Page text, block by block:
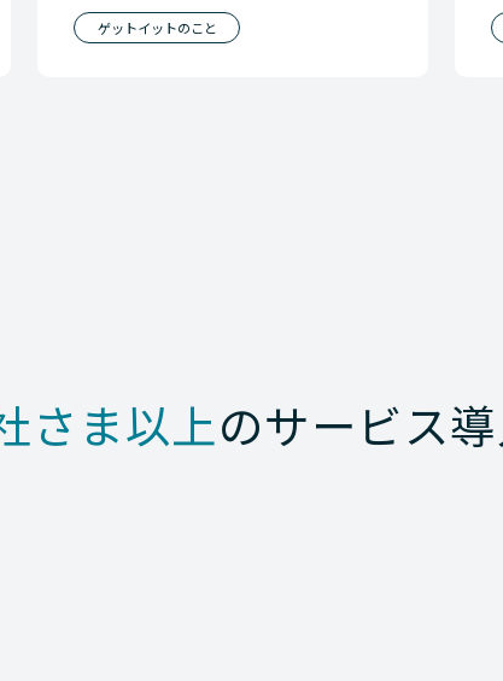
議の準備もあるしみたいな状況で 月初
の事 年末の事
ゲットイットのこと
さま以上のサービス